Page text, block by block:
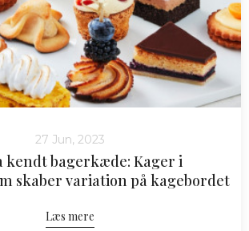
27 Jun, 2023
kendt bagerkæde: Kager i
skaber variation på kagebordet
Læs mere